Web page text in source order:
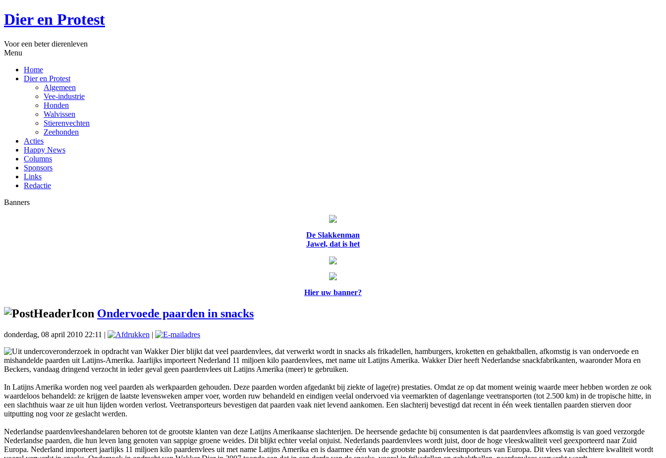
Dier en Protest
Voor een beter dierenleven
Menu
Home
Dier en Protest
Algemeen
Vee-industrie
Honden
Walvissen
Stierenvechten
Zeehonden
Acties
Happy News
Columns
Sponsors
Links
Redactie
Banners
De Slakkenman
Jawel, dat is het
Hier uw banner?
Ondervoede paarden in snacks
donderdag, 08 april 2010 22:11 |
|
Uit undercoveronderzoek in opdracht van Wakker Dier blijkt dat veel paardenvlees, dat verwerkt wordt in snacks als frikadellen, hamburgers, kroketten en gehaktballen, afkomstig is van ondervoede en
mishandelde paarden uit Latijns-Amerika. Jaarlijks importeert Nederland 11 miljoen kilo paardenvlees, met name uit Latijns Amerika. Wakker Dier heeft Nederlandse snackfabrikanten, waaronder Mora en
Beckers, vandaag dringend verzocht in ieder geval geen paardenvlees uit Latijns Amerika (meer) te gebruiken.
In Latijns Amerika worden nog veel paarden als werkpaarden gehouden. Deze paarden worden afgedankt bij ziekte of lage(re) prestaties. Omdat ze op dat moment weinig waarde meer hebben worden ze ook
waardeloos behandeld: ze krijgen de laatste levensweken amper voer, worden ruw behandeld en eindigen veelal ondervoed via veemarkten of dagenlange veetransporten (tot 2.500 km) in de tropische hitte, in
een slachthuis waar ze uit hun lijden worden verlost. Veetransporteurs bevestigen dat paarden vaak niet levend aankomen. Een slachterij bevestigd dat recent in één week tientallen paarden stierven door
uitputting nog voor ze geslacht werden.
Nederlandse paardenvleeshandelaren behoren tot de grootste klanten van deze Latijns Amerikaanse slachterijen. De heersende gedachte bij consumenten is dat paardenvlees afkomstig is van goed verzorgde
Nederlandse paarden, die hun leven lang genoten van sappige groene weides. Dit blijkt echter veelal onjuist. Nederlands paardenvlees wordt juist, door de hoge vleeskwaliteit veel geexporteerd naar Zuid
Europa. Nederland importeert jaarlijks 11 miljoen kilo paardenvlees uit met name Latijns Amerika en is daarmee één van de grootste paardenvleesimporteurs van Europa. Dit vlees van slechtere kwaliteit wordt